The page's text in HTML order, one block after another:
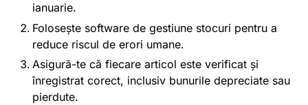
ianuarie.
Folosește software de gestiune stocuri pentru a
reduce riscul de erori umane.
Asigură-te că fiecare articol este verificat și
înregistrat corect, inclusiv bunurile depreciate sau
pierdute.